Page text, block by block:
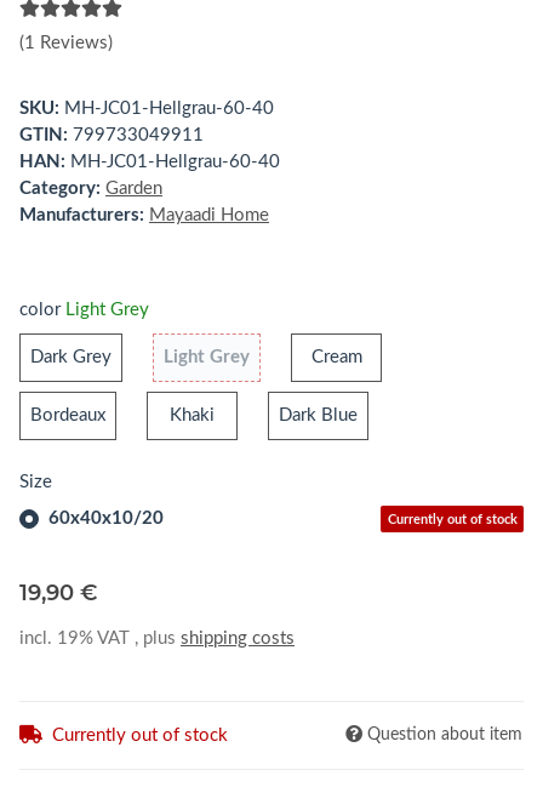
(1 Reviews)
SKU: MH-JC01-Hellgrau-60-40
GTIN: 799733049911
HAN: MH-JC01-Hellgrau-60-40
Category: Garden
Manufacturers: Mayaadi Home
color Light Grey
Dark GreyDark GreyLight GreyLight GreyCreamCream
BordeauxBordeauxKhaki Dark BlueDark Blue
Size
60x40x10/20
Currently out of stock
19,90 €
incl. 19% VAT , plus shipping costs
Currently out of stock Question about item